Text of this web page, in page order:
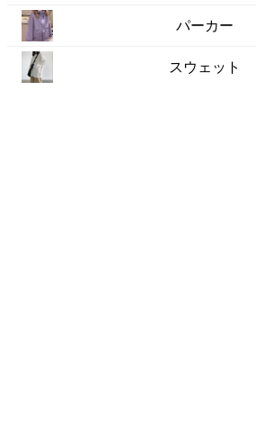
パーカー
スウェット